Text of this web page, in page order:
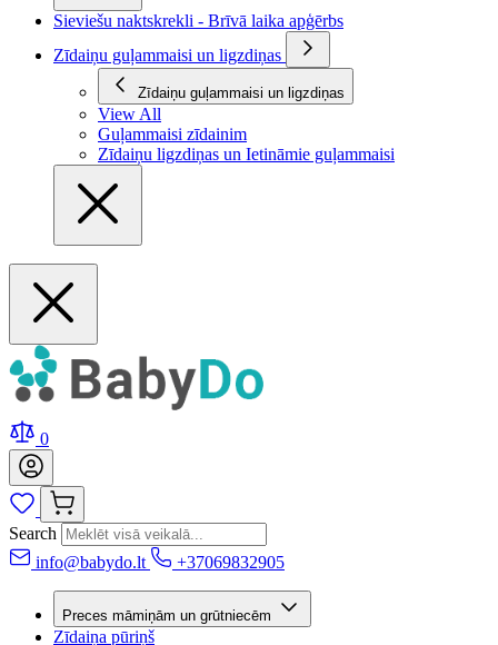
Sieviešu naktskrekli - Brīvā laika apģērbs
Zīdaiņu guļammaisi un ligzdiņas
Zīdaiņu guļammaisi un ligzdiņas
View All
Guļammaisi zīdainim
Zīdaiņu ligzdiņas un Ietināmie guļammaisi
0
Search
info@babydo.lt
+37069832905
Preces māmiņām un grūtniecēm
Zīdaiņa pūriņš